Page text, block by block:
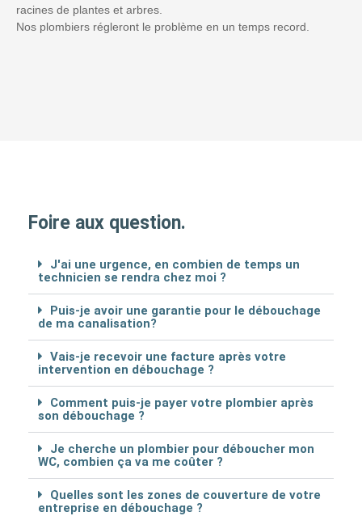
racines de plantes et arbres.
Nos plombiers régleront le problème en un temps record.
Foire aux question.
J'ai une urgence, en combien de temps un
technicien se rendra chez moi ?
Puis-je avoir une garantie pour le débouchage
de ma canalisation?
Vais-je recevoir une facture après votre
intervention en débouchage ?
Comment puis-je payer votre plombier après
son débouchage ?
Je cherche un plombier pour déboucher mon
WC, combien ça va me coûter ?
Quelles sont les zones de couverture de votre
entreprise en débouchage ?